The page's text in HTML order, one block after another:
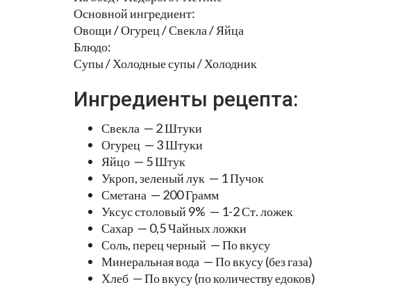
Основной ингредиент:
Овощи / Огурец / Свекла / Яйца
Блюдо:
Супы / Холодные супы / Холодник
Ингредиенты рецепта:
Свекла — 2 Штуки
Огурец — 3 Штуки
Яйцо — 5 Штук
Укроп, зеленый лук — 1 Пучок
Сметана — 200 Грамм
Уксус столовый 9% — 1-2 Ст. ложек
Сахар — 0,5 Чайных ложки
Соль, перец черный — По вкусу
Минеральная вода — По вкусу (без газа)
Хлеб — По вкусу (по количеству едоков)